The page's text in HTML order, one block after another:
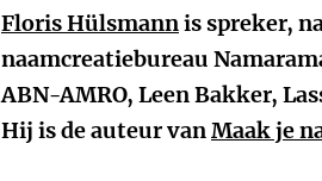
Floris Hülsmannis spreker,
naamcreatiebureau
ABN-AMRO, Leen Bakker,
Hij is de auteur vanMaak je